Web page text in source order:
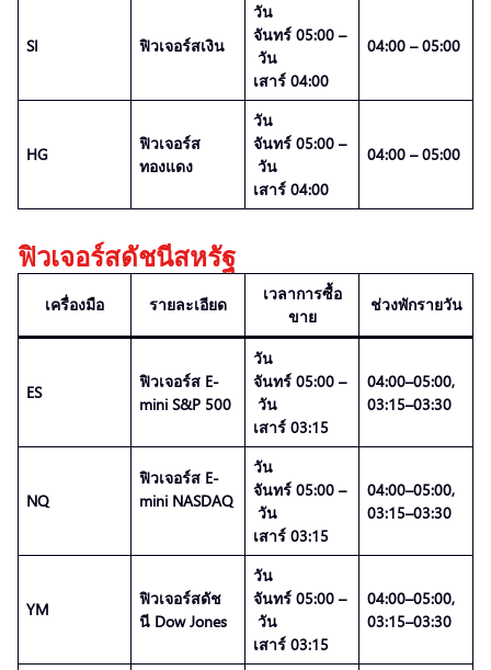
SI ฟิวเจอร์สเงิน
วัน
จันทร์ 05:00 –
วัน
เสาร์ 04:00
04:00 – 05:00
HG
ฟิวเจอร์ส
ทองแดง
วัน
จันทร์ 05:00 –
วัน
เสาร์ 04:00
04:00 – 05:00
ฟิวเจอร์สดัชนีสหรัฐ
เครื่องมือ รายละเอียด
เวลาการซื้อ
ขาย
ช่วงพักรายวัน
ES
ฟิวเจอร์ส E-
mini S&P 500
วัน
จันทร์ 05:00 –
วัน
เสาร์ 03:15
04:00–05:00,
03:15–03:30
NQ
ฟิวเจอร์ส E-
mini NASDAQ
วัน
จันทร์ 05:00 –
วัน
เสาร์ 03:15
04:00–05:00,
03:15–03:30
YM
ฟิวเจอร์สดัช
นี Dow Jones
วัน
จันทร์ 05:00 –
วัน
เสาร์ 03:15
04:00–05:00,
03:15–03:30